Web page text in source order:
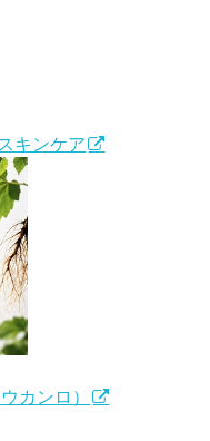
キンケア
カンロ）